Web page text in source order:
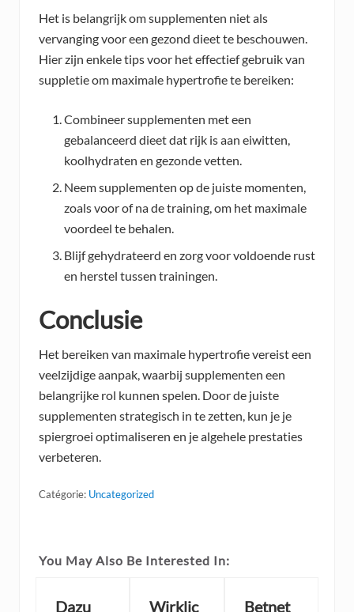
Het is belangrijk om supplementen niet als
vervanging voor een gezond dieet te beschouwen.
Hier zijn enkele tips voor het effectief gebruik van
suppletie om maximale hypertrofie te bereiken:
Combineer supplementen met een
gebalanceerd dieet dat rijk is aan eiwitten,
koolhydraten en gezonde vetten.
Neem supplementen op de juiste momenten,
zoals voor of na de training, om het maximale
voordeel te behalen.
Blijf gehydrateerd en zorg voor voldoende rust
en herstel tussen trainingen.
Conclusie
Het bereiken van maximale hypertrofie vereist een
veelzijdige aanpak, waarbij supplementen een
belangrijke rol kunnen spelen. Door de juiste
supplementen strategisch in te zetten, kun je je
spiergroei optimaliseren en je algehele prestaties
verbeteren.
Catégorie: Uncategorized
You May Also Be Interested In:
Dazu Wirklic Betnet